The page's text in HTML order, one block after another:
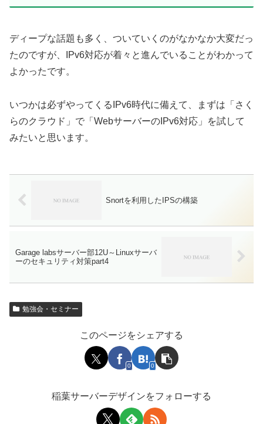
ディープな話題も多く、ついていくのがなかなか大変だっ
たのですが、IPv6対応が着々と進んでいることがわかって
よかったです。
いつかは必ずやってくるIPv6時代に備えて、まずは「さく
らのクラウド」で「WebサーバーのIPv6対応」を試して
みたいと思います。
Snortを利用したIPSの構築
Garage labsサーバー部12U～Linuxサーバ
ーのセキュリティ対策part4
勉強会・セミナー
このページをシェアする
0 0
稲葉サーバーデザインをフォローする